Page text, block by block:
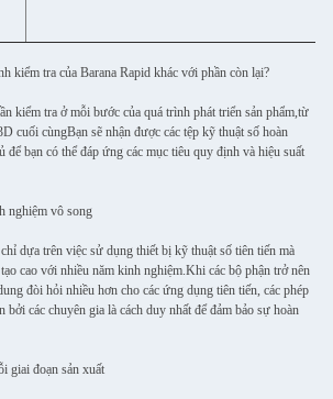
kiểm tra của Barana Rapid khác với phần còn lại?
kiểm tra ở mỗi bước của quá trình phát triển sản phẩm,từ
cuối cùngBạn sẽ nhận được các tệp kỹ thuật số hoàn
để bạn có thể đáp ứng các mục tiêu quy định và hiệu suất
nghiệm vô song
dựa trên việc sử dụng thiết bị kỹ thuật số tiên tiến mà
cao với nhiều năm kinh nghiệm.Khi các bộ phận trở nên
đòi hỏi nhiều hơn cho các ứng dụng tiên tiến, các phép
các chuyên gia là cách duy nhất để đảm bảo sự hoàn
giai đoạn sản xuất